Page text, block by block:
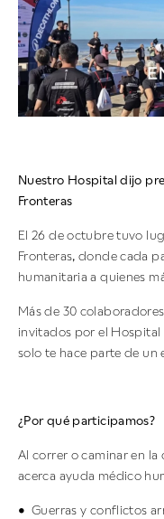
Nuestro Hospital dijo
Fronteras
El 26 de octubre tuvo
Fronteras, donde cada
humanitaria a quienes
Más de 30
invitados por el
solo te hace parte de un
¿Por qué participamos?
Al correr o caminar en la
acerca ayuda médico
• Guerras y conflictos